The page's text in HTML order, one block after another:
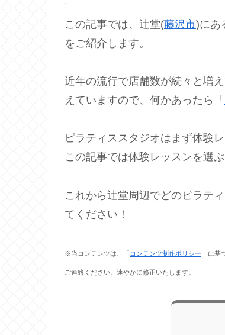
この記事では、辻堂(藤沢市)にあ
をご紹介します。
近年の流行で店舗数が続々と増
えていますので、何かあったら「
ピラティススタジオはまず体験
この記事では体験レッスンを選
これから辻堂周辺でどのピラテ
てください！
※当コンテンツは、「 コンテンツ制作ポリシー 」に基
ご連絡ください。速やかに修正いたします。